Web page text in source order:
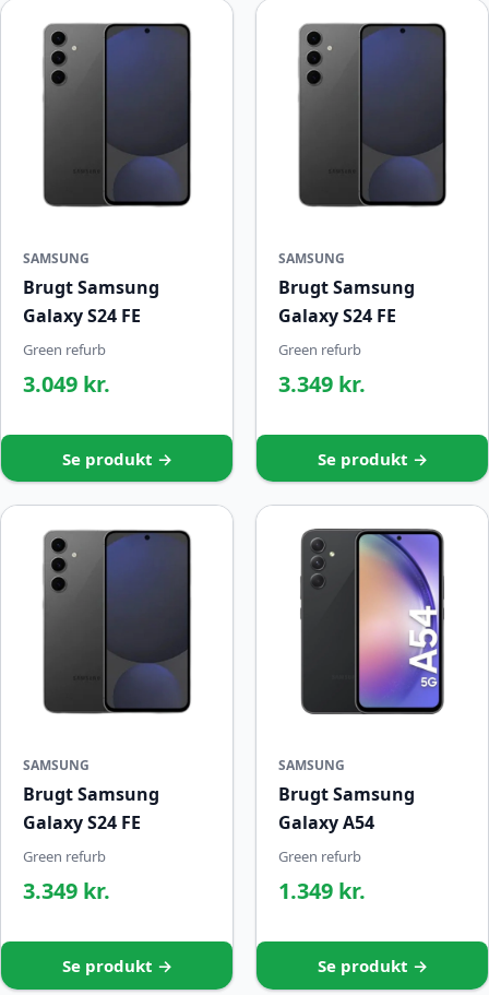
SAMSUNG
Brugt Samsung
Galaxy S24 FE
Green refurb
3.049 kr.
Se produkt →
SAMSUNG
Brugt Samsung
Galaxy S24 FE
Green refurb
3.349 kr.
Se produkt →
SAMSUNG
Brugt Samsung
Galaxy S24 FE
Green refurb
3.349 kr.
Se produkt →
SAMSUNG
Brugt Samsung
Galaxy A54
Green refurb
1.349 kr.
Se produkt →